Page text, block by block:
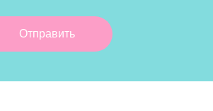
Отправить